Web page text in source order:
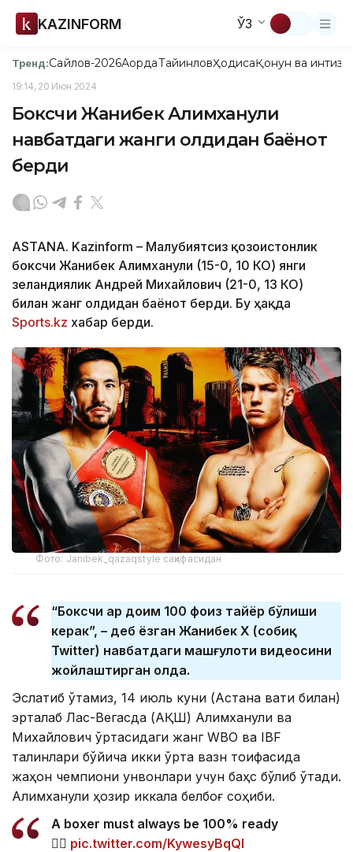
KAZINFORM ЎЗ
Тренд:Сайлов-2026АқордаТайинловҲодисаҚонун ва
19:14, 20 Июн 2024
Боксчи Жанибек Алимханули
навбатдаги жанги олдидан баёнот
берди
ASTANA. Kazinform – Мағлубиятсиз қозоғистонлик
боксчи Жанибек Алимханули (15-0, 10 КО) янги
зеландиялик Андрей Михайлович (21-0, 13 КО)
билан жанг олдидан баёнот берди. Бу ҳақда
Sports.kz хабар берди.
Фото: Janibek_qazaqstyle саҳифасидан
“Боксчи ҳар доим 100 фоиз тайёр бўлиши
керак”, – деб ёзган Жанибек Х (собиқ
Twitter) навбатдаги машғулоти видеосини
жойлаштирган ҳолда.
Эслатиб ўтамиз, 14 июль куни (Астана вақти билан)
эрталаб Лас-Вегасда (АҚШ) Алимханули ва
Михайлович ўртасидаги жанг WBO ва IBF
талқинлари бўйича икки ўрта вазн тоифасида
жаҳон чемпиони унвонлари учун баҳс бўлиб ўтади.
Алимханули ҳозир иккала белбоғ соҳиби.
A boxer must always be 100% ready
🧟‍♂️ pic.twitter.com/KywesyBqQI